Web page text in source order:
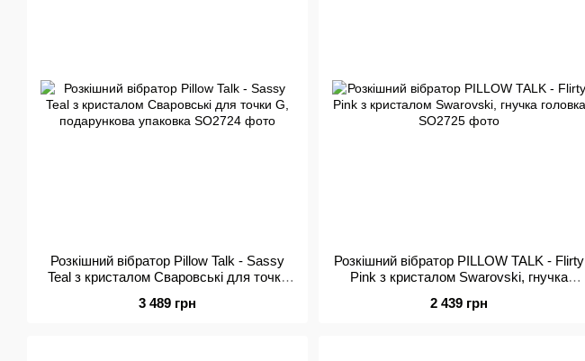
Розкішний вібратор Pillow Talk - Sassy
Teal з кристалом Сваровські для точки
3 489 грн
Розкішний вібратор PILLOW TALK - Flirty
Pink з кристалом Swarovski, гнучка
2 439 грн